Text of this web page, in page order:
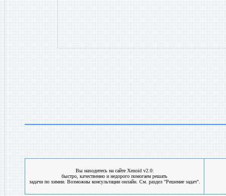
Вы находитесь на сайте Xenoid v2.0:
быстро, качественно и недорого помогаем решать
задачи по химии. Возможны консультации онлайн. См. раздел "Решение задач".